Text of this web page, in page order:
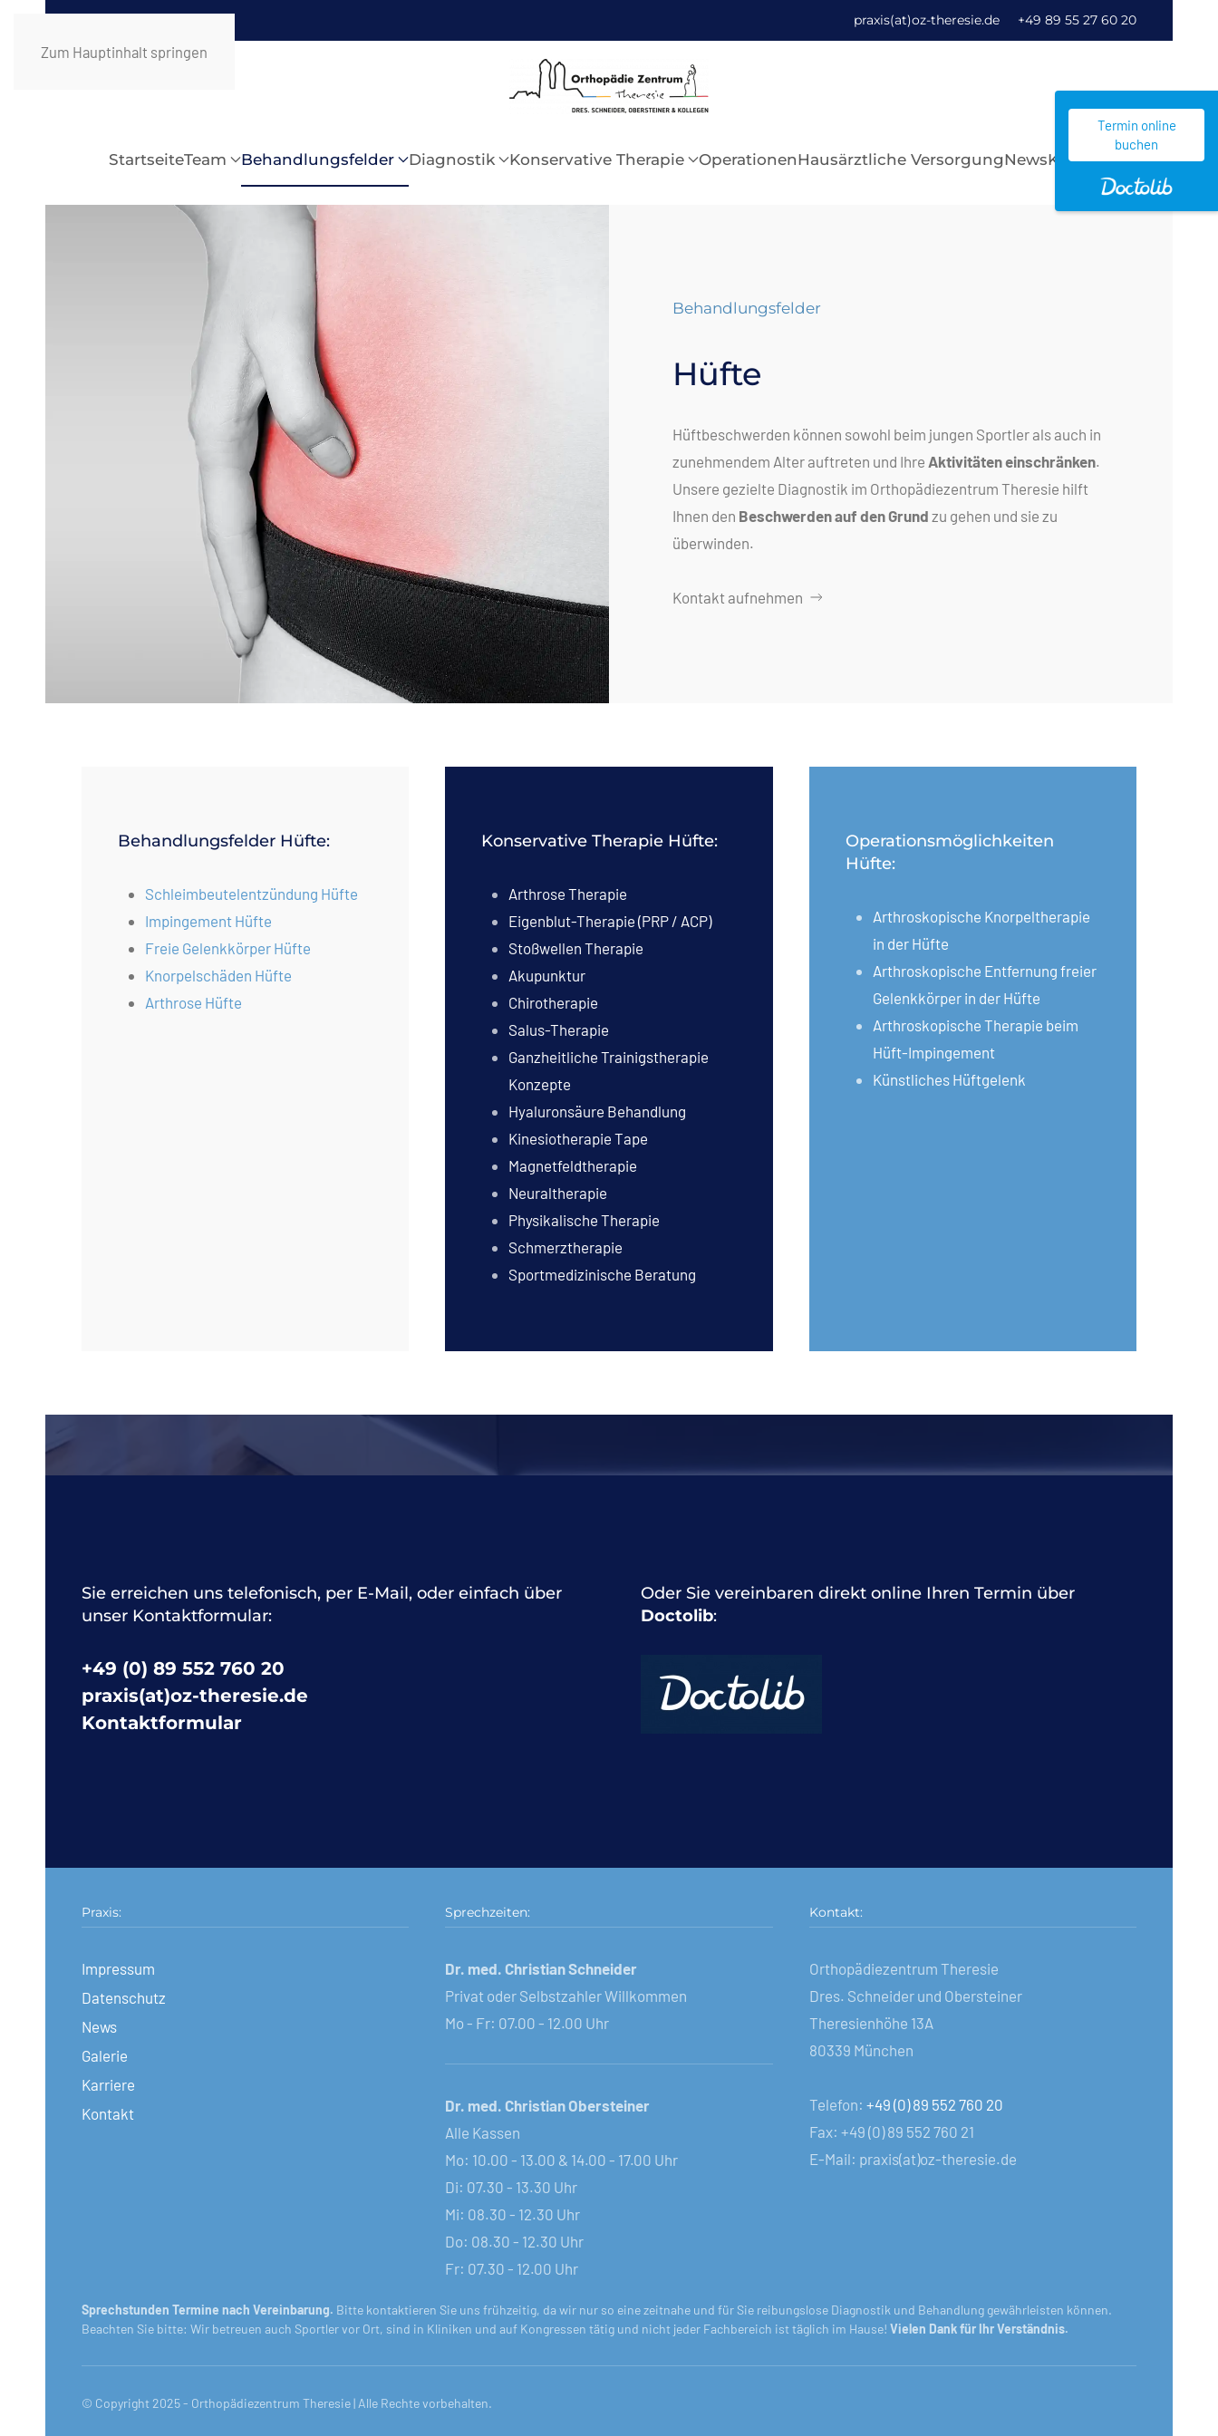
Termin online
buchen
Zum Hauptinhalt springen
praxis(at)oz-theresie.de +49 89 55 27 60 20
StartseiteTeam Behandlungsfelder Diagnostik Konservative Therapie OperationenHausärztliche VersorgungNewsKontakt
Behandlungsfelder
Hüfte
Hüftbeschwerden können sowohl beim jungen Sportler als auch in
zunehmendem Alter auftreten und Ihre Aktivitäten einschränken.
Unsere gezielte Diagnostik im Orthopädiezentrum Theresie hilft
Ihnen den Beschwerden auf den Grund zu gehen und sie zu
überwinden.
Kontakt aufnehmen
Behandlungsfelder Hüfte:
Schleimbeutelentzündung Hüfte
Impingement Hüfte
Freie Gelenkkörper Hüfte
Knorpelschäden Hüfte
Arthrose Hüfte
Konservative Therapie Hüfte:
Arthrose Therapie
Eigenblut-Therapie (PRP / ACP)
Stoßwellen Therapie
Akupunktur
Chirotherapie
Salus-Therapie
Ganzheitliche Trainigstherapie
Konzepte
Hyaluronsäure Behandlung
Kinesiotherapie Tape
Magnetfeldtherapie
Neuraltherapie
Physikalische Therapie
Schmerztherapie
Sportmedizinische Beratung
Operations­möglich­keiten
Hüfte:
Arthroskopische Knorpeltherapie
in der Hüfte
Arthroskopische Entfernung freier
Gelenkkörper in der Hüfte
Arthroskopische Therapie beim
Hüft-Impingement
Künstliches Hüftgelenk
Sie erreichen uns telefonisch, per E-Mail, oder einfach über
unser Kontaktformular:
+49 (0) 89 552 760 20
praxis(at)oz-theresie.de
Kontaktformular
Oder Sie vereinbaren direkt online Ihren Termin über
Doctolib:
Praxis:
Impressum
Datenschutz
News
Galerie
Karriere
Kontakt
Sprechzeiten:
Dr. med. Christian Schneider
Privat oder Selbstzahler Willkommen
Mo - Fr: 07.00 - 12.00 Uhr
Dr. med. Christian Obersteiner
Alle Kassen
Mo: 10.00 - 13.00 & 14.00 - 17.00 Uhr
Di: 07.30 - 13.30 Uhr
Mi: 08.30 - 12.30 Uhr
Do: 08.30 - 12.30 Uhr
Fr: 07.30 - 12.00 Uhr
Kontakt:
Orthopädiezentrum Theresie
Dres. Schneider und Obersteiner
Theresienhöhe 13A
80339 München
Telefon: +49 (0) 89 552 760 20
Fax: +49 (0) 89 552 760 21
E-Mail: praxis(at)oz-theresie.de
Sprechstunden Termine nach Vereinbarung. Bitte kontaktieren Sie uns frühzeitig, da wir nur so eine zeitnahe und für Sie reibungslose Diagnostik und Behandlung gewährleisten können.
Beachten Sie bitte: Wir betreuen auch Sportler vor Ort, sind in Kliniken und auf Kongressen tätig und nicht jeder Fachbereich ist täglich im Hause! Vielen Dank für Ihr Verständnis.
© Copyright 2025 - Orthopädiezentrum Theresie | Alle Rechte vorbehalten.